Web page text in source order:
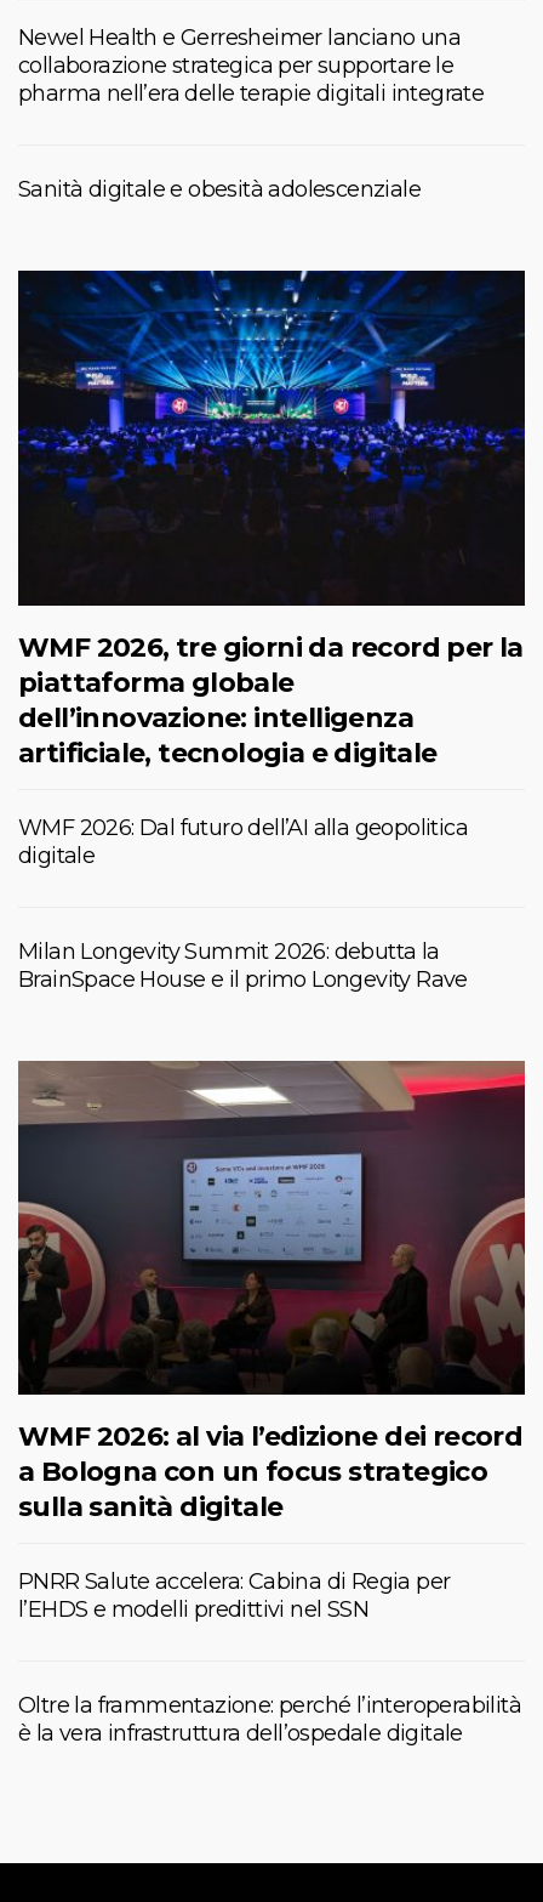
Newel Health e Gerresheimer lanciano una
collaborazione strategica per supportare le
pharma nell’era delle terapie digitali integrate
Sanità digitale e obesità adolescenziale
WMF 2026, tre giorni da record per la
piattaforma globale
dell’innovazione: intelligenza
artificiale, tecnologia e digitale
WMF 2026: Dal futuro dell’AI alla geopolitica
digitale
Milan Longevity Summit 2026: debutta la
BrainSpace House e il primo Longevity Rave
WMF 2026: al via l’edizione dei record
a Bologna con un focus strategico
sulla sanità digitale
PNRR Salute accelera: Cabina di Regia per
l’EHDS e modelli predittivi nel SSN
Oltre la frammentazione: perché l’interoperabilità
è la vera infrastruttura dell’ospedale digitale